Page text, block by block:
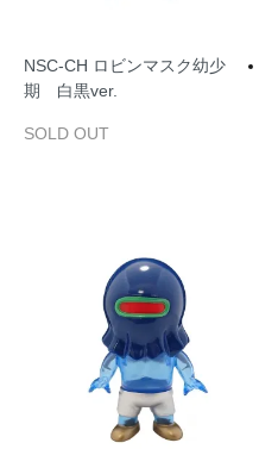
NSC‐CH ロビンマスク幼少
期 白黒ver.
SOLD OUT